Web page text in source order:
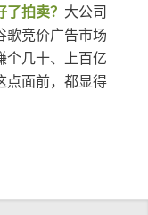
拍卖？ 大公司
歌竞价广告市场
个几十、上百亿
点面前，都显得